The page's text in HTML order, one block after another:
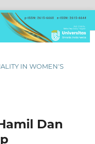
IN WOMEN'S
Dan